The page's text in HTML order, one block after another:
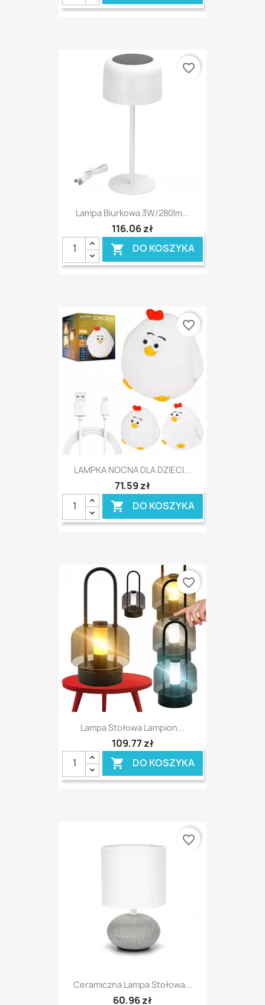
Lampa Biurkowa 3W/280lm...
116,06 zł
 DO KOSZYKA
favorite_border
LAMPKA NOCNA DLA DZIECI...
71,59 zł
 DO KOSZYKA
favorite_border
Lampa Stołowa Lampion...
109,77 zł
 DO KOSZYKA
favorite_border
Ceramiczna Lampa Stołowa...
60,96 zł
favorite_border